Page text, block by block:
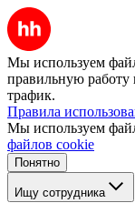
Мы используем
правильную работу
трафик.
Правила
Мы используем
файлов cookie
Понятно
Ищу сотрудника